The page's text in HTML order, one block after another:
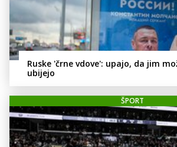
Ruske 'črne vdove': upajo, da jim
ubijejo
ŠPORT